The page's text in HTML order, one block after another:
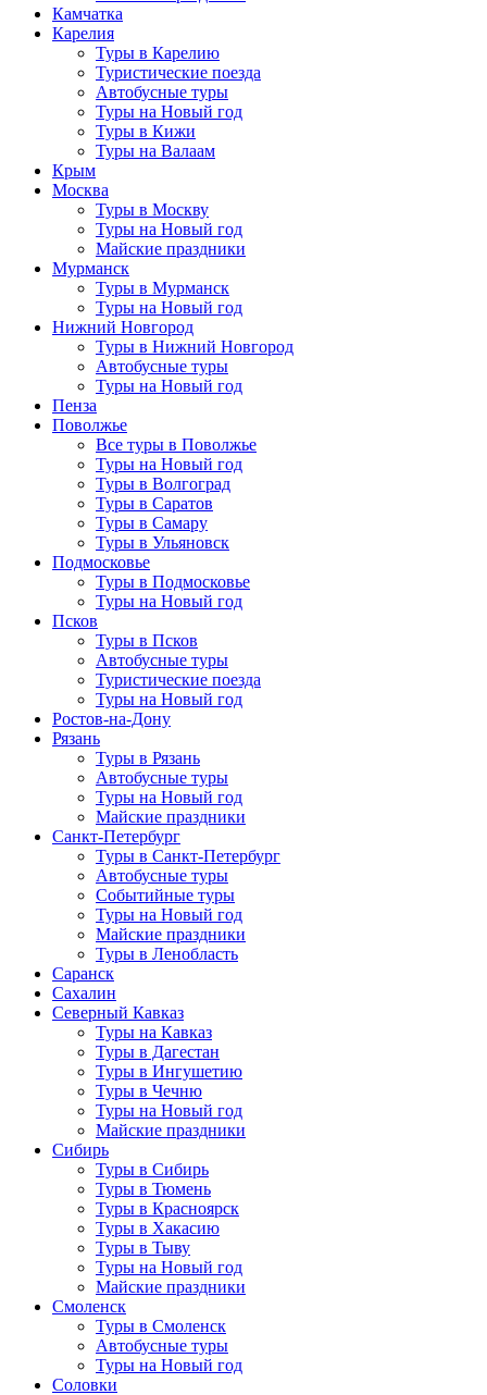
Камчатка
Карелия
Туры в Карелию
Туристические поезда
Автобусные туры
Туры на Новый год
Туры в Кижи
Туры на Валаам
Крым
Москва
Туры в Москву
Туры на Новый год
Майские праздники
Мурманск
Туры в Мурманск
Туры на Новый год
Нижний Новгород
Туры в Нижний Новгород
Автобусные туры
Туры на Новый год
Пенза
Поволжье
Все туры в Поволжье
Туры на Новый год
Туры в Волгоград
Туры в Саратов
Туры в Самару
Туры в Ульяновск
Подмосковье
Туры в Подмосковье
Туры на Новый год
Псков
Туры в Псков
Автобусные туры
Туристические поезда
Туры на Новый год
Ростов-на-Дону
Рязань
Туры в Рязань
Автобусные туры
Туры на Новый год
Майские праздники
Санкт-Петербург
Туры в Санкт-Петербург
Автобусные туры
Событийные туры
Туры на Новый год
Майские праздники
Туры в Ленобласть
Саранск
Сахалин
Северный Кавказ
Туры на Кавказ
Туры в Дагестан
Туры в Ингушетию
Туры в Чечню
Туры на Новый год
Майские праздники
Сибирь
Туры в Сибирь
Туры в Тюмень
Туры в Красноярск
Туры в Хакасию
Туры в Тыву
Туры на Новый год
Майские праздники
Смоленск
Туры в Смоленск
Автобусные туры
Туры на Новый год
Соловки